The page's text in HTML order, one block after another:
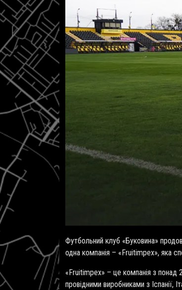
Футбольний клуб «Буковина»
одна компанія – « Fruitimpex», яка
«Fruitimpex» – це компанія з понад
провідними виробниками з Іспанії,